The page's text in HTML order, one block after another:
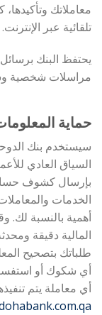
معاملاتك
تلقائية عبر الإنترنت.
يحتفظ البنك برسائل
مراسلات شخصية
حماية
سيستخدم بنك
السياق العادي
بإرسال كشوف
الخدمات
أهمية بالنسبة لك.
المالية دقيقة
طلباتك بتصحيح
أي شكوك أو
أي معاملة يتم